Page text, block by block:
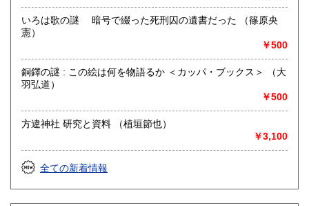
書籍の買取について
古書をお譲りください。
事前にお電話・E-mailでご連絡下さい。大量の場合は、出張
買取もいたします。
取り扱い分野
哲学宗教、歴史、趣味、外国書、サブカルチャー、古書一般
（その他）
いろは歌の謎 暗号で綴った死刑囚の遺書だった （篠原央
憲）
￥500
銅鐸の謎 : この絵は何を物語るか ＜カッパ・ブックス＞ （大
羽弘道）
￥500
方違神社 研究と資料 （植垣節也）
￥3,100
全ての新着情報